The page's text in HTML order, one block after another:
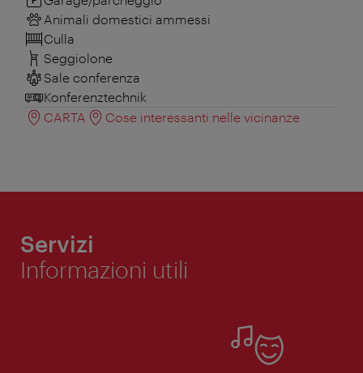
Animali domestici ammessi
Culla
Seggiolone
Sale conferenza
Konferenztechnik
CARTA
Cose interessanti nelle vicinanze
Servizi
Informazioni utili